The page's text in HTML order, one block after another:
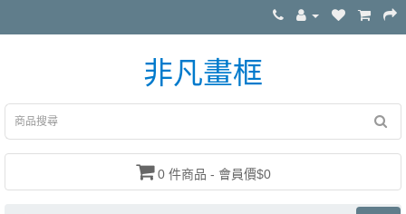
非凡畫框
0 件商品 - 會員價$0